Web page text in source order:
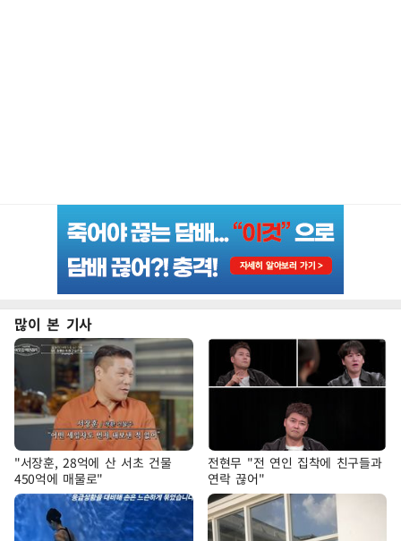
많이 본 기사
"서장훈, 28억에 산 서초 건물
450억에 매물로"
전현무 "전 연인 집착에 친구들과
연락 끊어"